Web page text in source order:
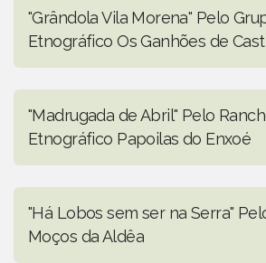
"Grândola Vila Morena" Pelo
Etnográfico Os Ganhões de
"Madrugada de Abril" Pelo
Etnográfico Papoilas do Enxoé
"Há Lobos sem ser na Serra"
Moços da Aldêa